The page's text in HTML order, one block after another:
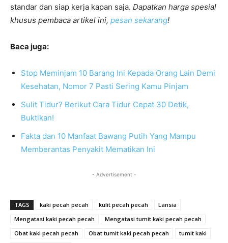
standar dan siap kerja kapan saja. Dapatkan harga spesial
khusus pembaca artikel ini, pesan sekarang!
Baca juga:
Stop Meminjam 10 Barang Ini Kepada Orang Lain Demi
Kesehatan, Nomor 7 Pasti Sering Kamu Pinjam
Sulit Tidur? Berikut Cara Tidur Cepat 30 Detik,
Buktikan!
Fakta dan 10 Manfaat Bawang Putih Yang Mampu
Memberantas Penyakit Mematikan Ini
- Advertisement -
TAGS kaki pecah pecah kulit pecah pecah
Lansia
Mengatasi kaki pecah pecah
Mengatasi tumit kaki pecah pecah
Obat kaki pecah pecah
Obat tumit kaki pecah pecah
tumit kaki